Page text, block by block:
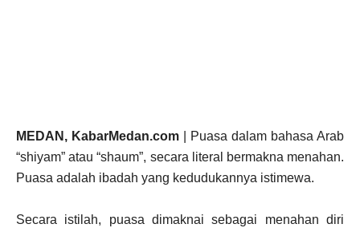
MEDAN, KabarMedan.com | Puasa dalam bahasa Arab
“shiyam” atau “shaum”, secara literal bermakna menahan.
Puasa adalah ibadah yang kedudukannya istimewa.
Secara istilah, puasa dimaknai sebagai menahan diri